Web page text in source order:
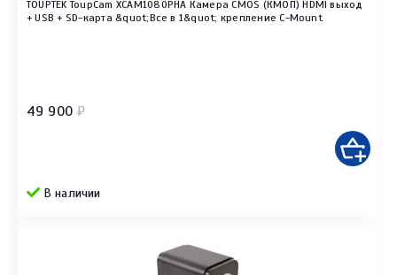
TOUPTEK ToupCam XCAM1080PHA Камера CMOS (КМОП) HDMI выход
+ USB + SD-карта &quot;Все в 1&quot; крепление C-Mount
49 900 ₽
В наличии